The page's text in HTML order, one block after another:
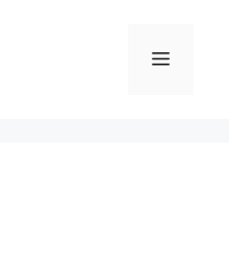
Menu